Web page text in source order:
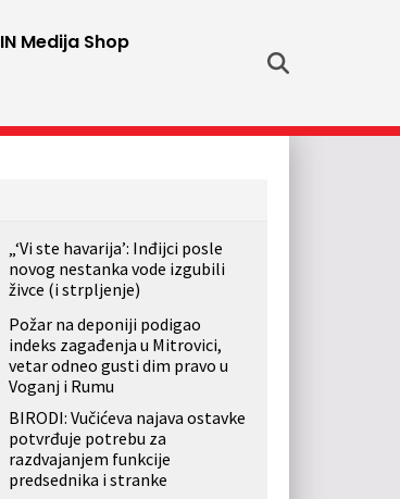
IN Medija Shop
„‘Vi ste havarija’: Inđijci posle
novog nestanka vode izgubili
živce (i strpljenje)
Požar na deponiji podigao
indeks zagađenja u Mitrovici,
vetar odneo gusti dim pravo u
Voganj i Rumu
BIRODI: Vučićeva najava ostavke
potvrđuje potrebu za
razdvajanjem funkcije
predsednika i stranke